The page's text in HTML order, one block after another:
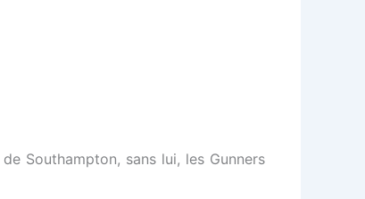
Southampton, sans lui, les Gunners